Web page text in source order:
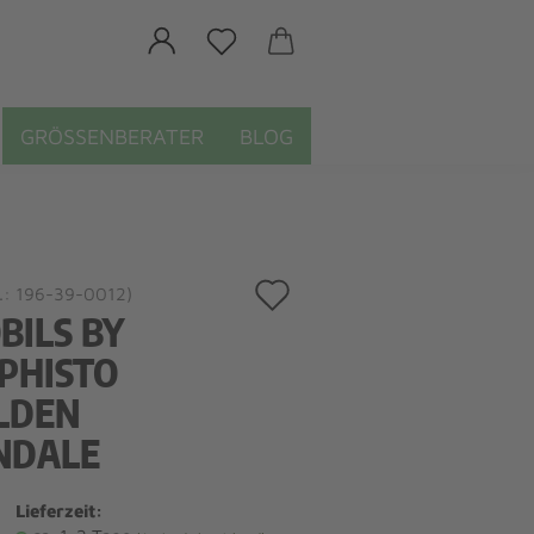
GRÖSSENBERATER BLOG
196-39-0012)
BY
Lieferzeit: